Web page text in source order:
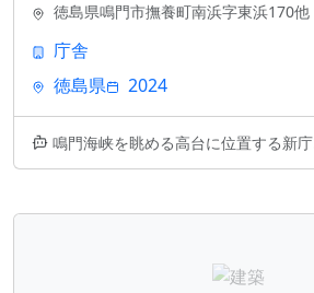
徳島県鳴門市撫養町南浜字東浜170他
庁舎
徳島県
2024
鳴門海峡を眺める高台に位置する新庁舎。設計は内藤廣氏が手掛けました。木材をふんだんに活用した温かみのある外観が特徴で、地